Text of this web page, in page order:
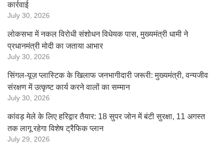
कार्रवाई
July 30, 2026
लोकसभा में नकल विरोधी संशोधन विधेयक पास, मुख्यमंत्री धामी ने
प्रधानमंत्री मोदी का जताया आभार
July 30, 2026
सिंगल-यूज़ प्लास्टिक के खिलाफ जनभागीदारी जरूरी: मुख्यमंत्री, वन्यजीव
संरक्षण में उत्कृष्ट कार्य करने वालों का सम्मान
July 30, 2026
कांवड़ मेले के लिए हरिद्वार तैयार: 18 सुपर जोन में बंटी सुरक्षा, 11 अगस्त
तक लागू रहेगा विशेष ट्रैफिक प्लान
July 29, 2026